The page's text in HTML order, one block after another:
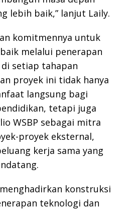
lebih baik,” lanjut Laily.
komitmennya untuk
melalui penerapan
setiap tahapan
proyek ini tidak hanya
langsung bagi
tetapi juga
WSBP sebagai mitra
proyek eksternal,
kerja sama yang
konstruksi
teknologi dan